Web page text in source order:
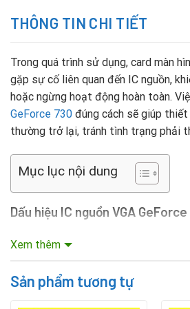
THÔNG TIN CHI TIẾT
Trong quá trình sử dụng, card màn
gặp sự cố liên quan đến IC nguồn,
hoặc ngừng hoạt động hoàn toàn.
GeForce 730 đúng cách sẽ giúp
thường trở lại, tránh tình trạng phải
Mục lục nội dung
Dấu hiệu IC nguồn VGA
Xem thêm
Sản phẩm tương tự